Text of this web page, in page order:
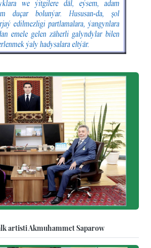
artisti Akmuhammet Saparow